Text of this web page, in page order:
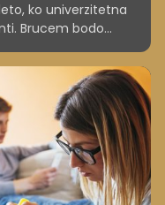
ko univerzitetna
Brucem bodo
izrazila vodstva
je bilo v prvem
vpisi v drugem
in izredni študij je